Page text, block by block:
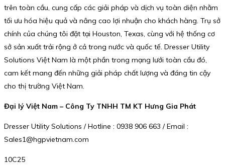
trên toàn cầu, cung cấp các giải pháp và dịch vụ toàn diện nhằm
tối ưu hóa hiệu quả và nâng cao lợi nhuận cho khách hàng. Trụ sở
chính của chúng tôi đặt tại Houston, Texas, cùng với hệ thống cơ
sở sản xuất trải rộng ở cả trong nước và quốc tế. Dresser Utility
Solutions Việt Nam là một phần trong mạng lưới toàn cầu đó,
cam kết mang đến những giải pháp chất lượng và đáng tin cậy
cho thị trường Việt Nam.
Đại lý Việt Nam – Công Ty TNHH TM KT Hưng Gia Phát
Dresser Utility Solutions / Hotline : 0938 906 663 / Email :
Sales1@hgpvietnam.com
10C25